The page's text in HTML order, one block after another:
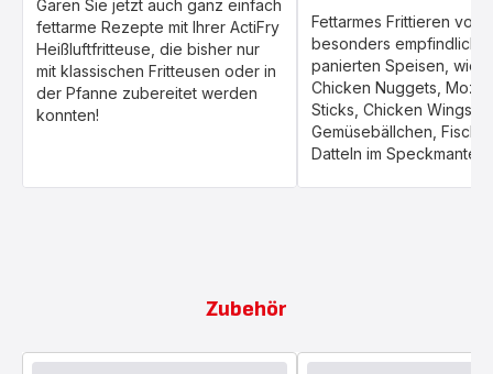
Garen Sie jetzt auch ganz einfach
fettarme Rezepte mit Ihrer ActiFry
Heißluftfritteuse, die bisher nur
mit klassischen Fritteusen oder in
der Pfanne zubereitet werden
konnten!
Fettarmes Frittieren von
besonders
panierten Speisen, wie
Chicken Nuggets,
Sticks, Chicken Wings,
Gemüsebällchen,
Datteln im Speckmantel
Zubehör